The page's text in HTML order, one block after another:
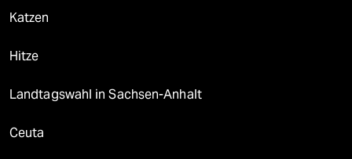
Katzen
Hitze
Landtagswahl in Sachsen-Anhalt
Ceuta